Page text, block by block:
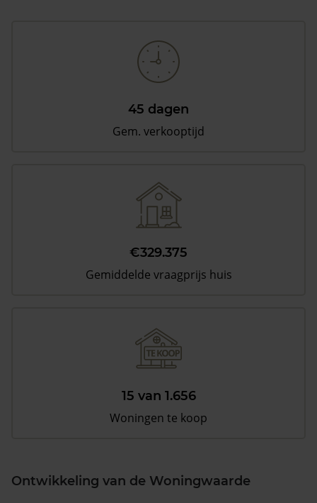
45 dagen
Gem. verkooptijd
€329.375
Gemiddelde vraagprijs huis
15 van 1.656
Woningen te koop
Ontwikkeling van de Woningwaarde